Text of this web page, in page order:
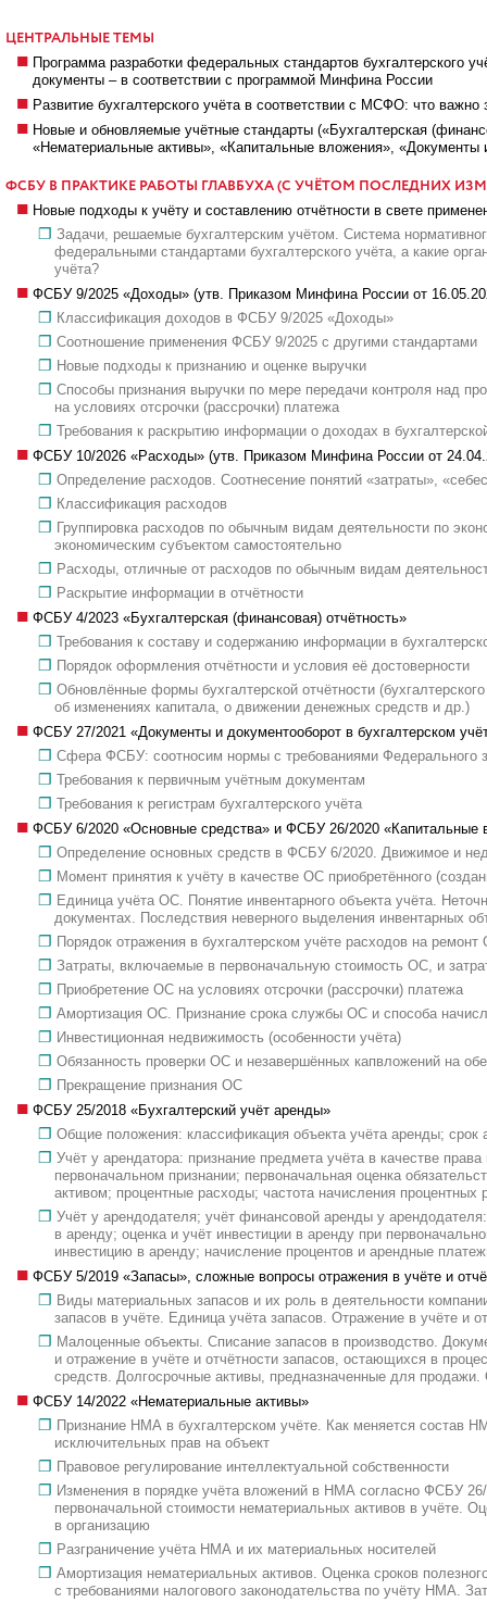
ЦЕНТРАЛЬНЫЕ ТЕМЫ
Программа разработки федеральных стандартов
документы – в соответствии с программой Минфина России
Развитие бухгалтерского учёта в соответствии с МСФО: что
Новые и обновляемые учётные стандарты («Бухгалтерская
«Нематериальные активы», «Капитальные вложения», «Документы
ФСБУ В ПРАКТИКЕ РАБОТЫ ГЛАВБУХА (С УЧЁТОМ ПОСЛЕДНИХ
Новые подходы к учёту и составлению отчётности в свете
Задачи, решаемые бухгалтерским учётом. Система
федеральными стандартами бухгалтерского учёта, а какие
учёта?
ФСБУ 9/2025 «Доходы» (утв. Приказом Минфина России от
Классификация доходов в ФСБУ 9/2025 «Доходы»
Соотношение применения ФСБУ 9/2025 с другими стандартами
Новые подходы к признанию и оценке выручки
Способы признания выручки по мере передачи контроля над
на условиях отсрочки (рассрочки) платежа
Требования к раскрытию информации о доходах в
ФСБУ 10/2026 «Расходы» (утв. Приказом Минфина России от
Определение расходов. Соотнесение понятий «затраты»,
Классификация расходов
Группировка расходов по обычным видам деятельности по
экономическим субъектом самостоятельно
Расходы, отличные от расходов по обычным видам
Раскрытие информации в отчётности
ФСБУ 4/2023 «Бухгалтерская (финансовая) отчётность»
Требования к составу и содержанию информации в
Порядок оформления отчётности и условия её достоверности
Обновлённые формы бухгалтерской отчётности
об изменениях капитала, о движении денежных средств и др.)
ФСБУ 27/2021 «Документы и документооборот в бухгалтерском
Сфера ФСБУ: соотносим нормы с требованиями Федерального
Требования к первичным учётным документам
Требования к регистрам бухгалтерского учёта
ФСБУ 6/2020 «Основные средства» и ФСБУ 26/2020 «Капитальные
Определение основных средств в ФСБУ 6/2020. Движимое и
Момент принятия к учёту в качестве ОС приобретённого
Единица учёта ОС. Понятие инвентарного объекта учёта.
документах. Последствия неверного выделения инвентарных
Порядок отражения в бухгалтерском учёте расходов на
Затраты, включаемые в первоначальную стоимость ОС, и
Приобретение ОС на условиях отсрочки (рассрочки) платежа
Амортизация ОС. Признание срока службы ОС и способа
Инвестиционная недвижимость (особенности учёта)
Обязанность проверки ОС и незавершённых капвложений на
Прекращение признания ОС
ФСБУ 25/2018 «Бухгалтерский учёт аренды»
Общие положения: классификация объекта учёта аренды; срок
Учёт у арендатора: признание предмета учёта в качестве
первоначальном признании; первоначальная оценка
активом; процентные расходы; частота начисления процентных
Учёт у арендодателя; учёт финансовой аренды у
в аренду; оценка и учёт инвестиции в аренду при
инвестицию в аренду; начисление процентов и арендные
ФСБУ 5/2019 «Запасы», сложные вопросы отражения в учёте и
Виды материальных запасов и их роль в деятельности
запасов в учёте. Единица учёта запасов. Отражение в учёте и
Малоценные объекты. Списание запасов в производство.
и отражение в учёте и отчётности запасов, остающихся в
средств. Долгосрочные активы, предназначенные для продажи.
ФСБУ 14/2022 «Нематериальные активы»
Признание НМА в бухгалтерском учёте. Как меняется состав
исключительных прав на объект
Правовое регулирование интеллектуальной собственности
Изменения в порядке учёта вложений в НМА согласно ФСБУ
первоначальной стоимости нематериальных активов в учёте.
в организацию
Разграничение учёта НМА и их материальных носителей
Амортизация нематериальных активов. Оценка сроков
с требованиями налогового законодательства по учёту НМА.